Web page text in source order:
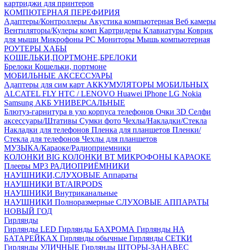
картриджи для принтеров
КОМПЮТЕРНАЯ ПЕРЕФИРИЯ
Адаптеры/Контроллеры Акустика компьютерная Веб камеры
Вентиляторы/Кулеры комп Картридеры Клавиатуры Коврик
для мыши Микрофоны PC Мониторы Мышь компьютерная
РОУТЕРЫ ХАБЫ
КОШЕЛЬКИ,ПОРТМОНЕ,БРЕЛОКИ
Брелоки Кошельки, портмоне
МОБИЛЬНЫЕ АКСЕССУАРЫ
Адаптеры для сим карт АККУМУЛЯТОРЫ МОБИЛЬНЫХ
ALCATEL FLY HTC / LENOVO Huawei IPhone LG Nokia
Samsung АКБ УНИВЕРСАЛЬНЫЕ
Блютуз-гарнитура в ухо корпуса телефонов Очки 3D Селфи
аксессуары/Штативы Сумки фото Чехлы/Накладки/Стекла
Накладки для телефонов Пленка для планшетов Пленки/
Стекла для телефонов Чехлы для планшетов
МУЗЫКА/Караоке/Радиоприемники
КОЛОНКИ BIG КОЛОНКИ BT МИКРОФОНЫ КАРАОКЕ
Плееры MP3 РАДИОПРИЁМНИКИ
НАУШНИКИ,СЛУХОВЫЕ Аппараты
НАУШНИКИ BT/AIRPODS
НАУШНИКИ Внутриканальные
НАУШНИКИ Полноразмерные СЛУХОВЫЕ АППАРАТЫ
НОВЫЙ ГОД
Гирлянды
Гирлянды LED Гирлянды БАХРОМА Гирлянды НА
БАТАРЕЙКАХ Гирлянды обычные Гирлянды СЕТКИ
Гирлянды УЛИЧНЫЕ Гирлянды ШТОРЫ-ЗАНАВЕС